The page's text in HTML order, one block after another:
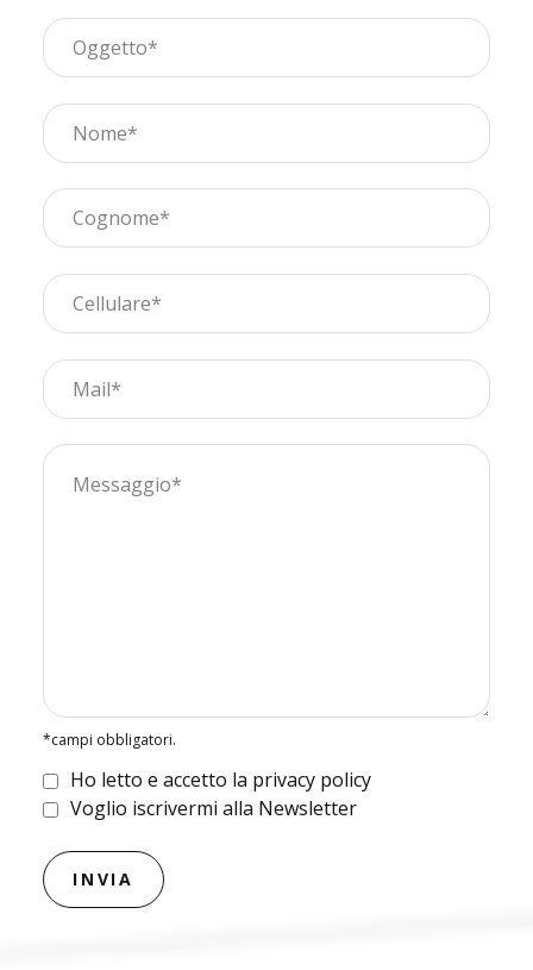
*campi obbligatori.
Ho letto e accetto la privacy policy
Voglio iscrivermi alla Newsletter